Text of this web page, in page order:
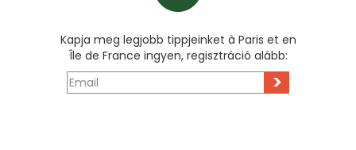
Kapja meg legjobb tippjeinket à Paris et en
Île de France ingyen, regisztráció alább:
>